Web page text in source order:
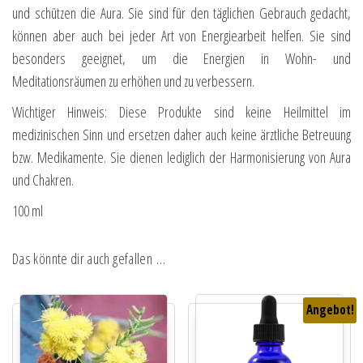
und schützen die Aura. Sie sind für den täglichen Gebrauch gedacht,
können aber auch bei jeder Art von Energiearbeit helfen. Sie sind
besonders geeignet, um die Energien in Wohn- und
Meditationsräumen zu erhöhen und zu verbessern.
Wichtiger Hinweis: Diese Produkte sind keine Heilmittel im
medizinischen Sinn und ersetzen daher auch keine ärztliche Betreuung
bzw. Medikamente. Sie dienen lediglich der Harmonisierung von Aura
und Chakren.
100 ml
Das könnte dir auch gefallen …
Angebot!